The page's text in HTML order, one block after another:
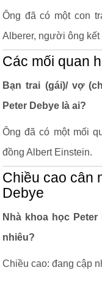
Ông đã có một con
Alberer, người ông kết
Các mối quan
Bạn trai (gái)/ vợ
Peter Debye là ai?
Ông đã có một mối
đồng Albert Einstein.
Chiều cao cân
Debye
Nhà khoa học
nhiêu?
Chiều cao: đang cập